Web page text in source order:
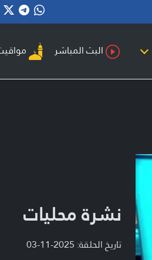
البث المباشر
نشرة محليات
تاريخ الحلقة: 2025-11-03